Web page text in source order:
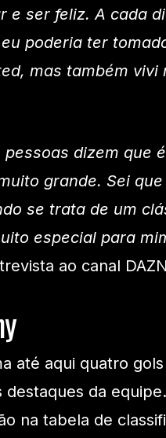
e ser feliz. A cada
poderia ter
mas também vivi
dizem que
grande. Sei
se trata de um
especial para
ao canal
até aqui quatro
destaques da
na tabela de